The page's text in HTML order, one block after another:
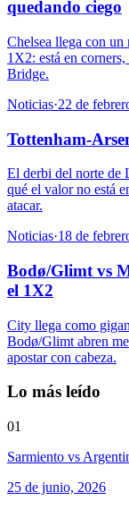
quedando ciego
Chelsea llega con un
1X2: está en
Bridge.
Noticias·22 de
Tottenham-
El derbi del norte de
qué el valor no está
atacar.
Noticias·18 de
Bodø/Glimt vs
el 1X2
City llega como
Bodø/Glimt abren
apostar con cabeza.
Lo más leído
01
Sarmiento vs
25 de junio, 2026